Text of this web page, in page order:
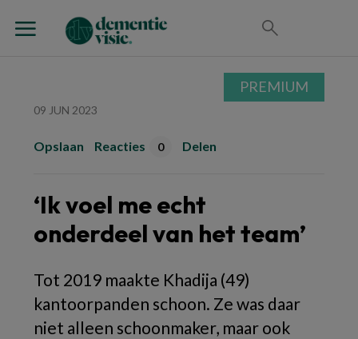
09 JUN 2023
Opslaan Reacties 0 Delen
‘Ik voel me echt
onderdeel van het team’
Tot 2019 maakte Khadija (49)
kantoorpanden schoon. Ze was daar
niet alleen schoonmaker, maar ook
PREMIUM